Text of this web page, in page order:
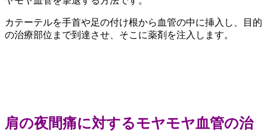
カテーテルを手首や足の付け根から血管の中に挿入し、目的
の治療部位まで到達させ、そこに薬剤を注入します。
肩の夜間痛に対するモヤモヤ血管の治